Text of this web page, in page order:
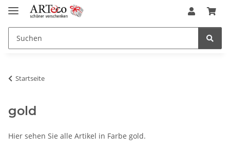
Startseite
gold
Hier sehen Sie alle Artikel in Farbe gold.